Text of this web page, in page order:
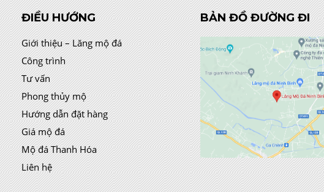
ĐIỀU HƯỚNG
Giới thiệu – Lăng mộ đá
Công trình
Tư vấn
Phong thủy mộ
Hướng dẫn đặt hàng
Giá mộ đá
Mộ đá Thanh Hóa
Liên hệ
BẢN ĐỒ ĐƯỜNG ĐI